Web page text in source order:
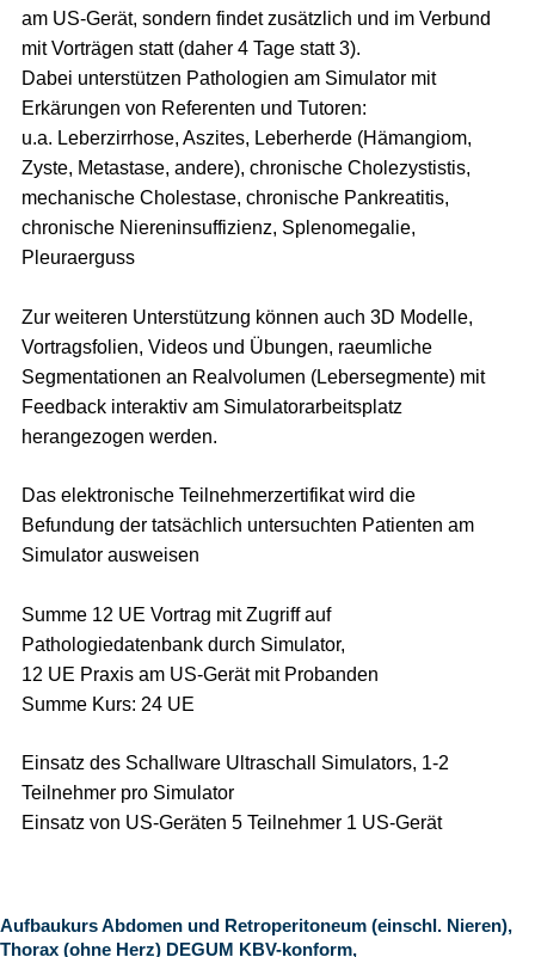
am US-Gerät, sondern findet zusätzlich und im Verbund
mit Vorträgen statt (daher 4 Tage statt 3).
Dabei unterstützen Pathologien am Simulator mit
Erkärungen von Referenten und Tutoren:
u.a. Leberzirrhose, Aszites, Leberherde (Hämangiom,
Zyste, Metastase, andere), chronische Cholezystistis,
mechanische Cholestase, chronische Pankreatitis,
chronische Niereninsuffizienz, Splenomegalie,
Pleuraerguss
Zur weiteren Unterstützung können auch 3D Modelle,
Vortragsfolien, Videos und Übungen, raeumliche
Segmentationen an Realvolumen (Lebersegmente) mit
Feedback interaktiv am Simulatorarbeitsplatz
herangezogen werden.
Das elektronische Teilnehmerzertifikat wird die
Befundung der tatsächlich untersuchten Patienten am
Simulator ausweisen
Summe 12 UE Vortrag mit Zugriff auf
Pathologiedatenbank durch Simulator,
12 UE Praxis am US-Gerät mit Probanden
Summe Kurs: 24 UE
Einsatz des Schallware Ultraschall Simulators, 1-2
Teilnehmer pro Simulator
Einsatz von US-Geräten 5 Teilnehmer 1 US-Gerät
Aufbaukurs Abdomen und Retroperitoneum (einschl. Nieren),
Thorax (ohne Herz) DEGUM KBV-konform,